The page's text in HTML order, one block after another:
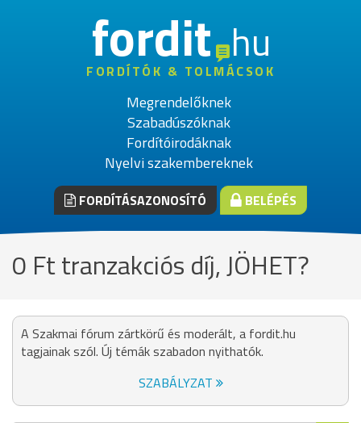
fordithu
FORDÍTÓK & TOLMÁCSOK
Megrendelőknek
Szabadúszóknak
Fordítóirodáknak
Nyelvi szakembereknek
FORDÍTÁSAZONOSÍTÓ BELÉPÉS
0 Ft tranzakciós díj, JÖHET?
A Szakmai fórum zártkörű és moderált, a fordit.hu
tagjainak szól. Új témák szabadon nyithatók.
SZABÁLYZAT